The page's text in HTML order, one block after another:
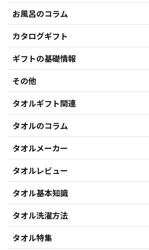
お風呂のコラム
カタログギフト
ギフトの基礎情報
その他
タオルギフト関連
タオルのコラム
タオルメーカー
タオルレビュー
タオル基本知識
タオル洗濯方法
タオル特集